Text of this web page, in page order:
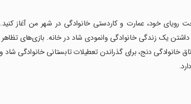
خود، عمارت و کاردستی خانوادگی در شهر من آغاز کنید.
یک زندگی خانوادگی وانمودی شاد در خانه. بازی‌های
خانوادگی دنج، برای گذراندن تعطیلات تابستانی خانوادگی